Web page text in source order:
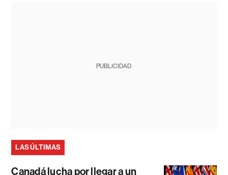
PUBLICIDAD
LAS ÚLTIMAS
Canadá lucha por llegar a un